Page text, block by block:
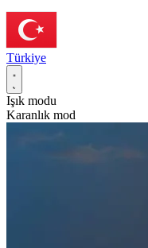
Türkiye
Işık modu
Karanlık mod